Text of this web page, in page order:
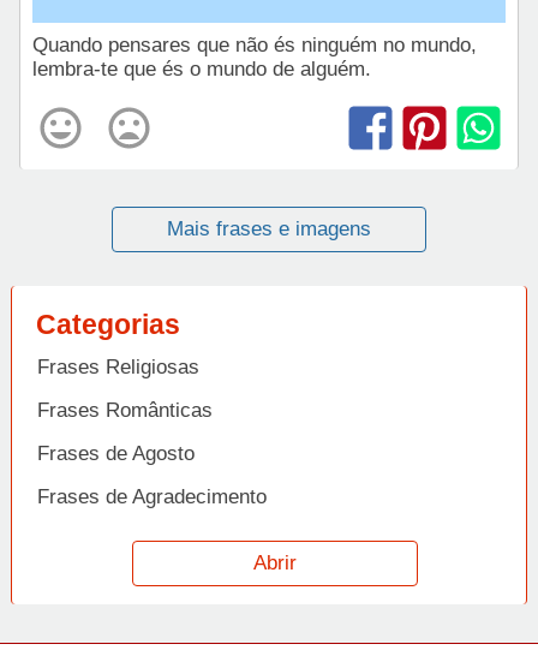
Quando pensares que não és ninguém no mundo,
lembra-te que és o mundo de alguém.
Mais frases e imagens
Categorias
Frases Religiosas
Frases Românticas
Frases de Agosto
Frases de Agradecimento
Frases de Amizade
Frases de Amor
Abrir